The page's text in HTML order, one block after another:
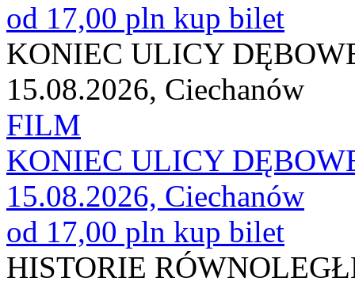
od 17,00 pln kup bilet
KONIEC ULICY
15.08.2026, Ciechanów
FILM
KONIEC ULICY
15.08.2026, Ciechanów
od 17,00 pln kup bilet
HISTORIE